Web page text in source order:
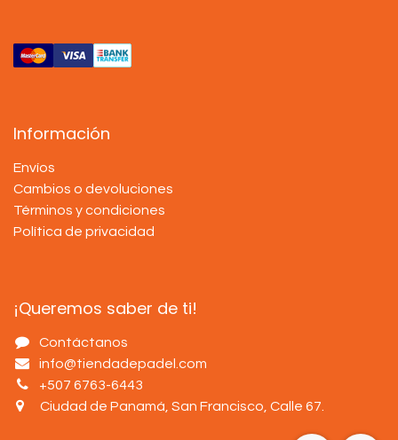
Información
Envíos
Cambios o devoluciones
Términos y condiciones
Política de privacidad
¡Queremos saber de ti!
Contáctanos
info@tiendadepadel.com
+507 6763-6443
Ciudad de Panamá, San Francisco, Calle 67